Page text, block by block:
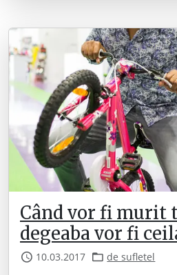
Când vor fi murit
degeaba vor fi
10.03.2017 de sufletel